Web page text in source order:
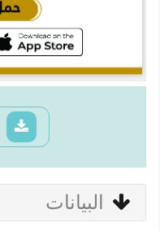
البيانات